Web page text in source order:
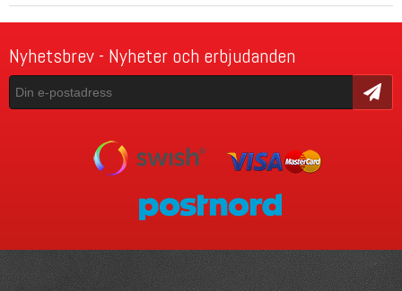
Nyhetsbrev - Nyheter och erbjudanden
Skicka